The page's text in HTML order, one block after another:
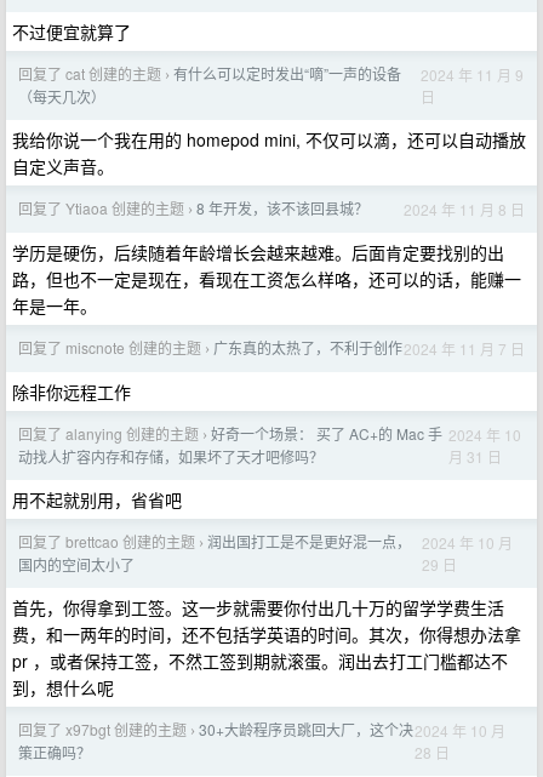
不过便宜就算了
回复了 cat 创建的主题 › 有什么可以定时发出“嘀”一声的设备
（每天几次）
2024 年 11 月 9
日
我给你说一个我在用的 homepod mini, 不仅可以滴，还可以自动播放
自定义声音。
回复了 Ytiaoa 创建的主题 › 8 年开发，该不该回县城？ 2024 年 11 月 8 日
学历是硬伤，后续随着年龄增长会越来越难。后面肯定要找别的出
路，但也不一定是现在，看现在工资怎么样咯，还可以的话，能赚一
年是一年。
回复了 miscnote 创建的主题 › 广东真的太热了，不利于创作2024 年 11 月 7 日
除非你远程工作
回复了 alanying 创建的主题 › 好奇一个场景： 买了 AC+的 Mac 手
动找人扩容内存和存储，如果坏了天才吧修吗？
2024 年 10
月 31 日
用不起就别用，省省吧
回复了 brettcao 创建的主题 › 润出国打工是不是更好混一点，
国内的空间太小了
2024 年 10 月
29 日
首先，你得拿到工签。这一步就需要你付出几十万的留学学费生活
费，和一两年的时间，还不包括学英语的时间。其次，你得想办法拿
pr ，或者保持工签，不然工签到期就滚蛋。润出去打工门槛都达不
到，想什么呢
回复了 x97bgt 创建的主题 › 30+大龄程序员跳回大厂，这个决
策正确吗？
2024 年 10 月
28 日